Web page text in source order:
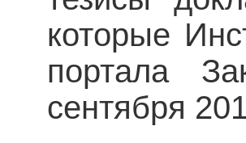
которые
портала
сентября